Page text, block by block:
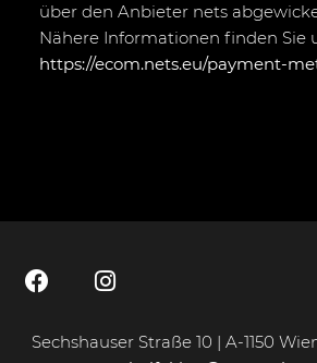
über den Anbieter nets
Nähere Informationen finden Sie
https://ecom.nets.eu/payment-
Sechshauser Straße 10 | A-1150